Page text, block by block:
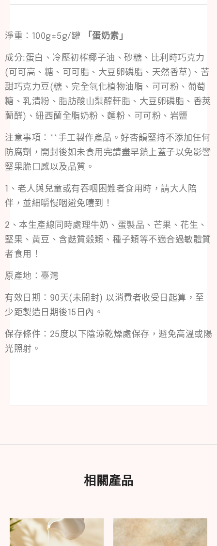
淨重：100g±5g/罐 「蛋奶素」
成分:蛋白、冷壓初榨椰子油、砂糖、比利時巧克力
(可可高、糖、可可脂、大豆卵磷脂、天然香草)、苦
甜巧克力豆(糖、完全氫化植物油脂、可可粉、葡萄
糖、乳清粉、脂肪酸山梨醇軒脂、大豆卵磷脂、香莢
蘭醛)、紐西蘭全脂奶粉、麵粉、可可粉、岩鹽
注意事項：**手工製作產品。好杏韻堅持不添加任何
防腐劑，開封後如未食用完請盡早鎖上蓋子以免影響
堅果脆口感以及品質。
1、老人與兒童或有吞咽困難者食用時，請大人陪
伴，並細嚼慢咽避免噎到！
2、本生產線同時處理牛奶、蛋製品、芒果、花生、
堅果、黃豆、含麩質穀類、種子類等不適合過敏體質
者食用！
原產地：臺灣
有效日期：90天(未開封) 以消費者收受日起算，至
少距製造日期後15日內。
保存條件：25度以下陰涼乾燥處保存，避免高溫或陽
光照射。
相關產品